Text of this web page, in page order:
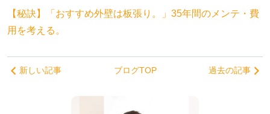
【秘訣】「おすすめ外壁は板張り。」35年間のメンテ・費
用を考える。
新しい記事 ブログTOP 過去の記事